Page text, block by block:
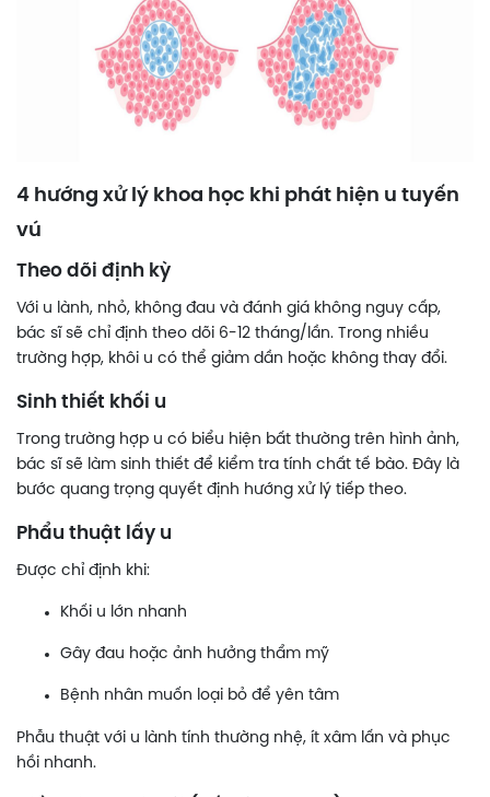
4 hướng xử lý khoa học khi phát hiện u tuyến
vú
Theo dõi định kỳ
Với u lành, nhỏ, không đau và đánh giá không nguy cấp,
bác sĩ sẽ chỉ định theo dõi 6-12 tháng/lần. Trong nhiều
trường hợp, khôi u có thể giảm dần hoặc không thay đổi.
Sinh thiết khối u
Trong trường hợp u có biểu hiện bất thường trên hình ảnh,
bác sĩ sẽ làm sinh thiết để kiểm tra tính chất tế bào. Đây là
bước quang trọng quyết định hướng xử lý tiếp theo.
Phẩu thuật lấy u
Được chỉ định khi:
Khối u lớn nhanh
Gây đau hoặc ảnh hưởng thẩm mỹ
Bệnh nhân muốn loại bỏ để yên tâm
Phẫu thuật với u lành tính thường nhệ, ít xâm lấn và phục
hồi nhanh.